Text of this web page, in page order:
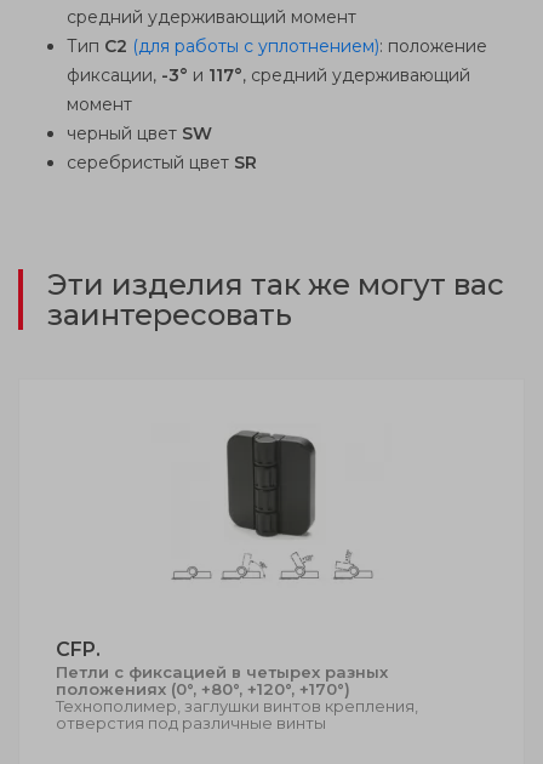
средний удерживающий момент
Тип C2 (для работы с уплотнением): положение
фиксации, -3° и 117°, средний удерживающий
момент
черный цвет SW
серебристый цвет SR
Эти изделия так же могут вас
заинтересовать
CFP.
Петли с фиксацией в четырех разных
положениях (0°, +80°, +120°, +170°)
Технополимер, заглушки винтов крепления,
отверстия под различные винты